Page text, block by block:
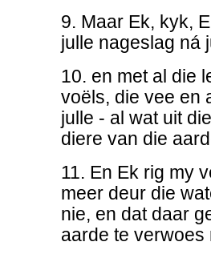
9. Maar Ek, kyk,
julle nageslag ná
10. en met al die
voëls, die vee en
julle - al wat uit
diere van die
11. En Ek rig my
meer deur die
nie, en dat daar
aarde te verwoes